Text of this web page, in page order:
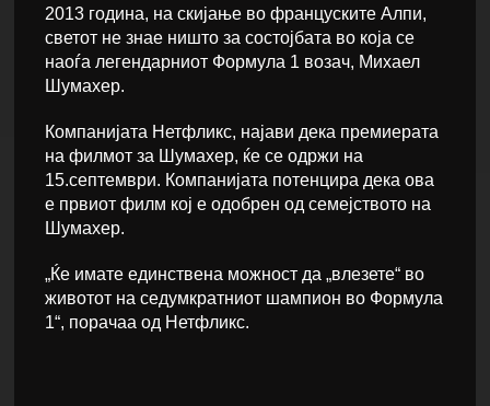
2013 година, на скијање во француските Алпи,
светот не знае ништо за состојбата во која се
наоѓа легендарниот Формула 1 возач, Михаел
Шумахер.
Компанијата Нетфликс, најави дека премиерата
на филмот за Шумахер, ќе се одржи на
15.септември. Компанијата потенцира дека ова
е првиот филм кој е одобрен од семејството на
Шумахер.
„Ќе имате единствена можност да „влезете“ во
животот на седумкратниот шампион во Формула
1“, порачаа од Нетфликс.